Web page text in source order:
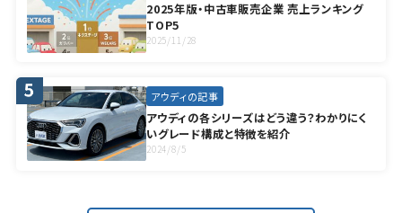
2025年版・中古車販売企業 売上ランキング
TOP5
2025/11/28
アウディの記事
アウディの各シリーズはどう違う？わかりにく
いグレード構成と特徴を紹介
2024/8/5